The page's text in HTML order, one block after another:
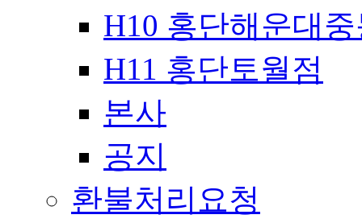
H10 홍단해운대
H11 홍단토월점
본사
공지
환불처리요청